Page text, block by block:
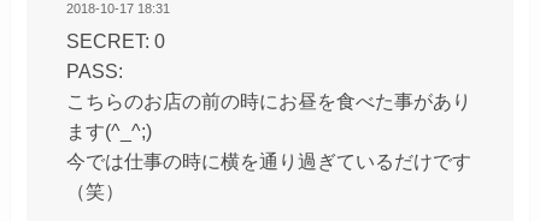
2018-10-17 18:31
SECRET: 0
PASS:
こちらのお店の前の時にお昼を食べた事があり
ます(^_^;)
今では仕事の時に横を通り過ぎているだけです
（笑）